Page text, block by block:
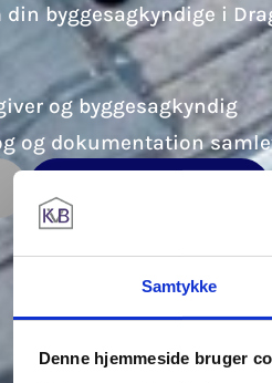
Samtykke
Denne hjemmeside bruger
din byggesagkyndige i
og byggesagkyndig
og dokumentation